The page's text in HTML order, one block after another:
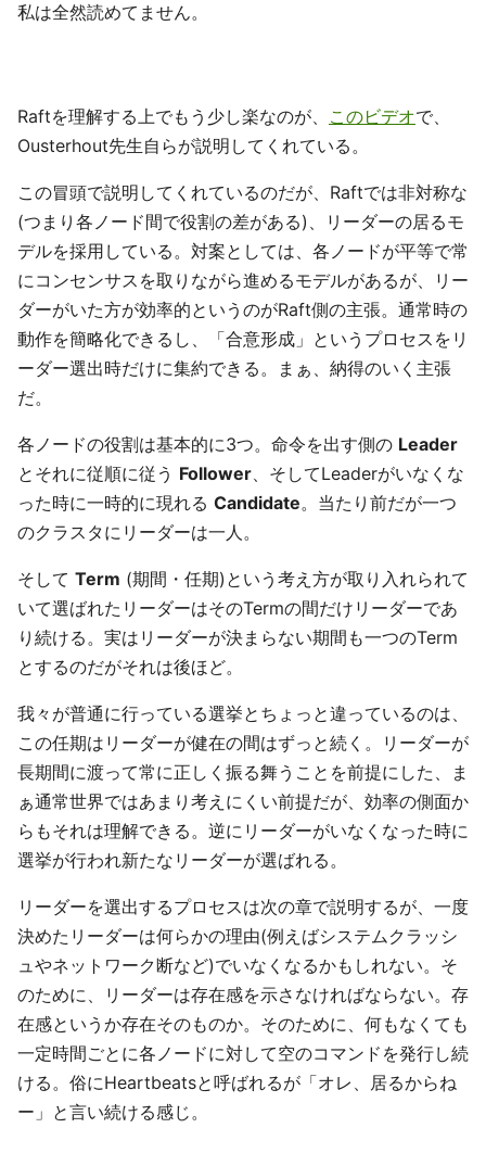
私は全然読めてません。
Raftを理解する上でもう少し楽なのが、 このビデオで、
Ousterhout先生自らが説明してくれている。
この冒頭で説明してくれているのだが、Raftでは非対称な
(つまり各ノード間で役割の差がある)、リーダーの居るモ
デルを採用している。対案としては、各ノードが平等で常
にコンセンサスを取りながら進めるモデルがあるが、リー
ダーがいた方が効率的というのがRaft側の主張。通常時の
動作を簡略化できるし、「合意形成」というプロセスをリ
ーダー選出時だけに集約できる。まぁ、納得のいく主張
だ。
各ノードの役割は基本的に3つ。命令を出す側の Leader
とそれに従順に従う Follower、そしてLeaderがいなくな
った時に一時的に現れる Candidate。当たり前だが一つ
のクラスタにリーダーは一人。
そして Term (期間・任期)という考え方が取り入れられて
いて選ばれたリーダーはそのTermの間だけリーダーであ
り続ける。実はリーダーが決まらない期間も一つのTerm
とするのだがそれは後ほど。
我々が普通に行っている選挙とちょっと違っているのは、
この任期はリーダーが健在の間はずっと続く。リーダーが
長期間に渡って常に正しく振る舞うことを前提にした、ま
ぁ通常世界ではあまり考えにくい前提だが、効率の側面か
らもそれは理解できる。逆にリーダーがいなくなった時に
選挙が行われ新たなリーダーが選ばれる。
リーダーを選出するプロセスは次の章で説明するが、一度
決めたリーダーは何らかの理由(例えばシステムクラッシ
ュやネットワーク断など)でいなくなるかもしれない。そ
のために、リーダーは存在感を示さなければならない。存
在感というか存在そのものか。そのために、何もなくても
一定時間ごとに各ノードに対して空のコマンドを発行し続
ける。俗にHeartbeatsと呼ばれるが「オレ、居るからね
ー」と言い続ける感じ。